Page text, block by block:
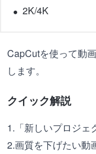
2K/4K
CapCutを使って動
します。
クイック解説
1.「新しいプロジェ
2.画質を下げたい動